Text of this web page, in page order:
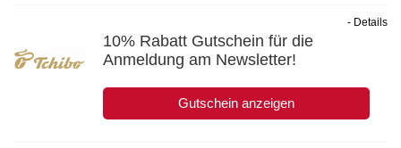
10% Rabatt Gutschein für die
Anmeldung am Newsletter!
Gutschein anzeigen
- Details